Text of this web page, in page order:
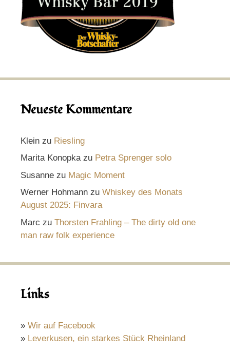
Neueste Kommentare
Klein zu Riesling
Marita Konopkazu Petra Sprenger solo
Susanne zu Magic Moment
Werner Hohmann zu Whiskey des Monats
August 2025: Finvara
Marc zu Thorsten Frahling – The dirty old one
man raw folk experience
Links
» Wir auf Facebook
» Leverkusen, ein starkes Stück Rheinland